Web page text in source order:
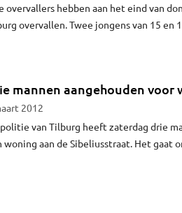
overvallers hebben aan het eind van
overvallen. Twee jongens van 15 en
mannen aangehouden voor
2012
van Tilburg heeft zaterdag drie
woning aan de Sibeliusstraat. Het gaat